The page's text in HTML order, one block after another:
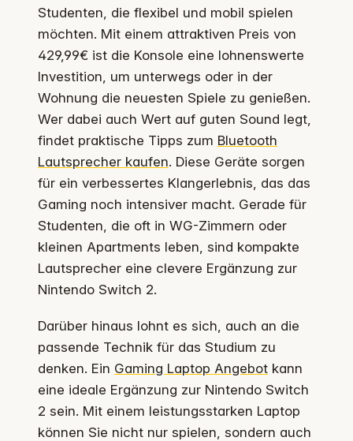
Studenten, die flexibel und mobil spielen
möchten. Mit einem attraktiven Preis von
429,99€ ist die Konsole eine lohnenswerte
Investition, um unterwegs oder in der
Wohnung die neuesten Spiele zu genießen.
Wer dabei auch Wert auf guten Sound legt,
findet praktische Tipps zum Bluetooth
Lautsprecher kaufen. Diese Geräte sorgen
für ein verbessertes Klangerlebnis, das das
Gaming noch intensiver macht. Gerade für
Studenten, die oft in WG-Zimmern oder
kleinen Apartments leben, sind kompakte
Lautsprecher eine clevere Ergänzung zur
Nintendo Switch 2.
Darüber hinaus lohnt es sich, auch an die
passende Technik für das Studium zu
denken. Ein Gaming Laptop Angebot kann
eine ideale Ergänzung zur Nintendo Switch
2 sein. Mit einem leistungsstarken Laptop
können Sie nicht nur spielen, sondern auch